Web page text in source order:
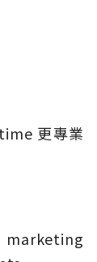
更專業